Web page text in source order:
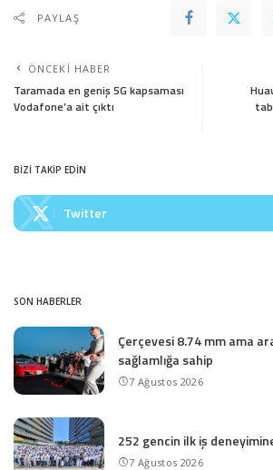
PAYLAŞ
ÖNCEKI HABER
Taramada en geniş 5G kapsaması
Vodafone’a ait çıktı
BİZİ TAKİP EDİN
Twitter
SON HABERLER
Çerçevesi 8.74 mm ama
sağlamlığa sahip
7 Ağustos 2026
252 gencin ilk iş
7 Ağustos 2026